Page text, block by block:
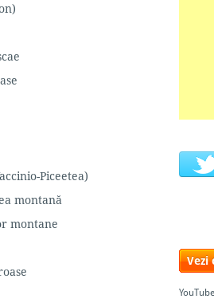
Piceetea)
montană
montane
Vezi